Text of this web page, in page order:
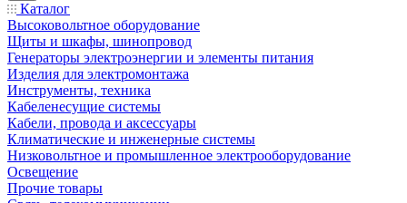
Каталог
Высоковольтное оборудование
Щиты и шкафы, шинопровод
Генераторы электроэнергии и элементы питания
Изделия для электромонтажа
Инструменты, техника
Кабеленесущие системы
Кабели, провода и аксессуары
Климатические и инженерные системы
Низковольтное и промышленное электрооборудование
Освещение
Прочие товары